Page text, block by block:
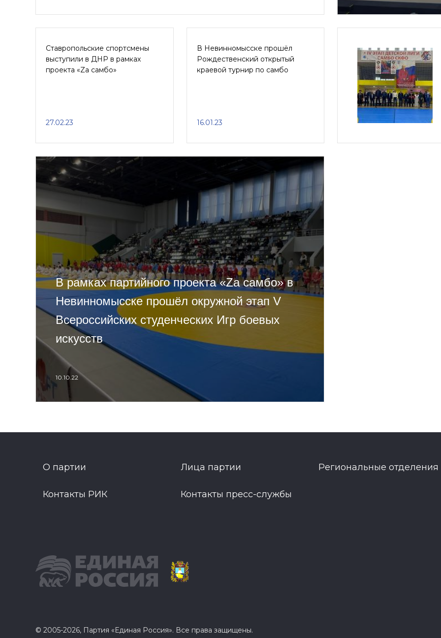
Ставропольские спортсмены
выступили в ДНР в рамках
проекта «Zа самбо»
27.02.23
В Невинномысске прошёл
Рождественский открытый
краевой турнир по самбо
16.01.23
В рамках партийного проекта «Zа самбо» в
Невинномысске прошёл окружной этап V
Всероссийских студенческих Игр боевых
искусств
10.10.22
О партии Лица партии Региональные отделения
Контакты РИК Контакты пресс-службы
© 2005-2026, Партия «Единая Россия». Все права защищены.